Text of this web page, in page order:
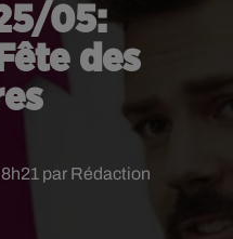
05:
des
par Rédaction